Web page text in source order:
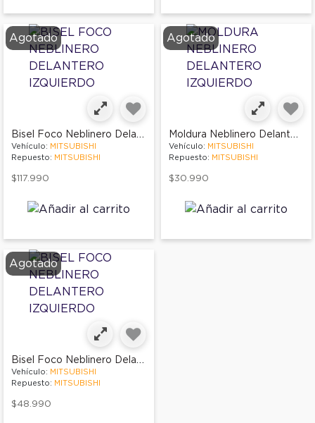
Agotado
Bisel Foco Neblinero Delantero Izquierdo
Vehículo: MITSUBISHI
Repuesto: MITSUBISHI
$117.990
Agotado
Moldura Neblinero Delantero Izquierdo
Vehículo: MITSUBISHI
Repuesto: MITSUBISHI
$30.990
Agotado
Bisel Foco Neblinero Delantero Izquierdo
Vehículo: MITSUBISHI
Repuesto: MITSUBISHI
$48.990